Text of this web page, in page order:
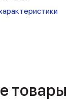
товары